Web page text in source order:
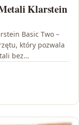
Klarstein
Basic Two –
który pozwala
bez